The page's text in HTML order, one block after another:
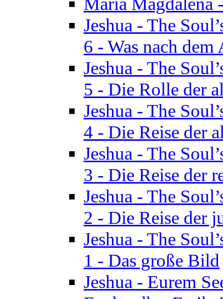
Jeshua - The
6 - Was nach
Jeshua - The
5 - Die Rolle der
Jeshua - The
4 - Die Reise der
Jeshua - The
3 - Die Reise der
Jeshua - The
2 - Die Reise der
Jeshua - The
1 - Das große Bild
Jeshua - Eurem